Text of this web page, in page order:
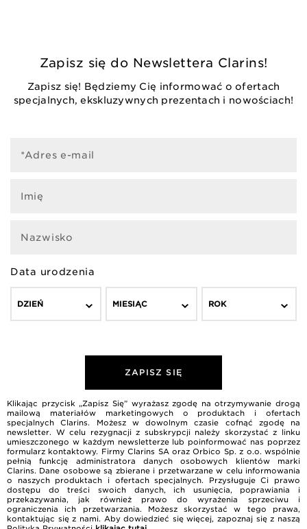
Zapisz się do Newslettera Clarins!
Zapisz się! Będziemy Cię informować o ofertach
specjalnych, ekskluzywnych prezentach i nowościach!
*Adres e-mail
Imię
Nazwisko
Data urodzenia
DZIEŃ MIESIĄC ROK
ZAPISZ SIĘ
Klikając przycisk „Zapisz Się” wyrażasz zgodę na otrzymywanie drogą
mailową materiałów marketingowych o produktach i ofertach
specjalnych Clarins. Możesz w dowolnym czasie cofnąć zgodę na
newsletter. W celu rezygnacji z subskrypcji należy skorzystać z linku
umieszczonego w każdym newsletterze lub poinformować nas poprzez
formularz kontaktowy. Firmy Clarins SA oraz Orbico Sp. z o.o. wspólnie
pełnią funkcję administratora danych osobowych klientów marki
Clarins. Dane osobowe są zbierane i przetwarzane w celu informowania
o naszych produktach i ofertach specjalnych. Przysługuje Ci prawo
dostępu do treści swoich danych, ich usunięcia, poprawiania i
przekazywania, jak również prawo do wyrażenia sprzeciwu i
ograniczenia ich przetwarzania. Możesz skorzystać w tego prawa,
kontaktując się z nami. Aby dowiedzieć się więcej, zapoznaj się z naszą